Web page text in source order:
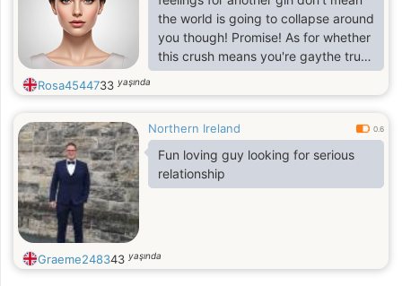
the world is going to collapse around
you though! Promise! As for whether
this crush means you're gaythe truth
of the matter is that nobody can
answer that but yourself.
Rosa4544733 yaşında
Northern Ireland 0.6
Fun loving guy looking for serious
relationship
Graeme248343 yaşında